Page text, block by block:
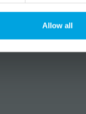
Allow all